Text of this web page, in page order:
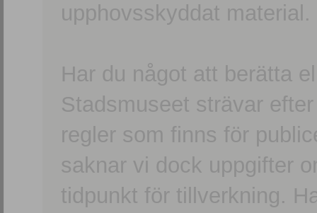
upphovsskyddat material.
Har du något att berätta
Stadsmuseet strävar
regler som finns för
saknar vi dock uppgifter
tidpunkt för tillverkning.